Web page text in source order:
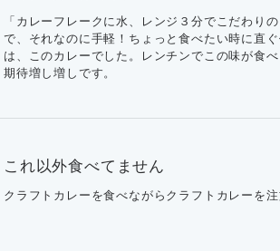
「カレーフレークに水、レンジ３分でこだわり
で、それなのに手軽！ちょっと食べたい時に直
は、このカレーでした。レンチンでこの味が食
期待増し増しです。
これ以外食べてません
クラフトカレーを食べながらクラフトカレーを注